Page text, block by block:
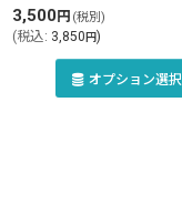
3,500円 (税別)
(税込: 3,850円)
オプション選択